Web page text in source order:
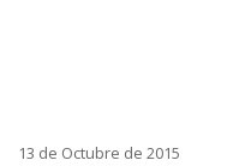
13 de Octubre de 2015